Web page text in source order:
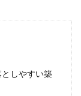
対策
しやすい築